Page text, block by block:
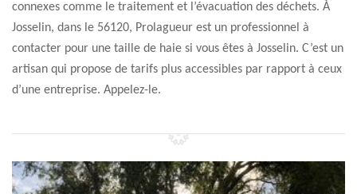
connexes comme le traitement et l’évacuation des déchets. À
Josselin, dans le 56120, Prolagueur est un professionnel à
contacter pour une taille de haie si vous êtes à Josselin. C’est un
artisan qui propose de tarifs plus accessibles par rapport à ceux
d’une entreprise. Appelez-le.